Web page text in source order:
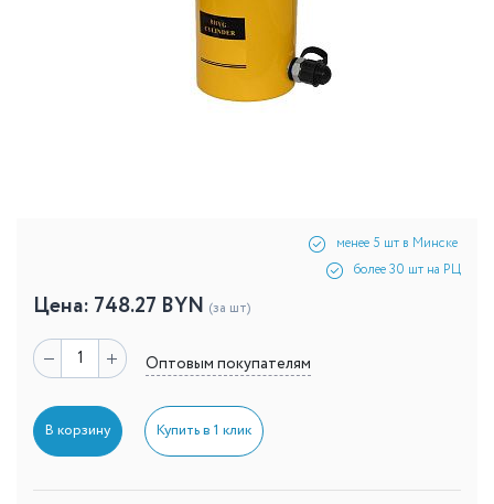
менее 5 шт в Минске
более 30 шт на РЦ
Цена: 748.27 BYN (за шт)
Оптовым покупателям
В корзину Купить в 1 клик